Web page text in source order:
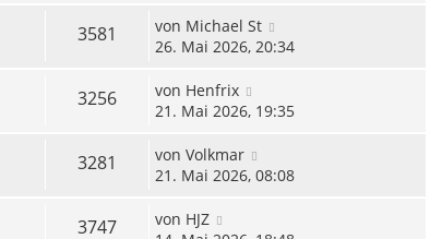
3581 von Michael St
26. Mai 2026, 20:34
3256 von Henfrix
21. Mai 2026, 19:35
3281 von Volkmar
21. Mai 2026, 08:08
3747 von HJZ